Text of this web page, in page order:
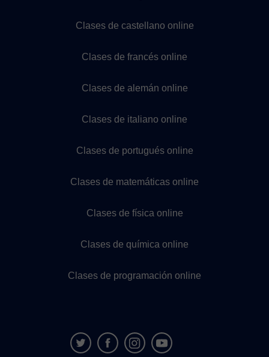
Clases de castellano online
Clases de francés online
Clases de alemán online
Clases de italiano online
Clases de portugués online
Clases de matemáticas online
Clases de física online
Clases de química online
Clases de programación online